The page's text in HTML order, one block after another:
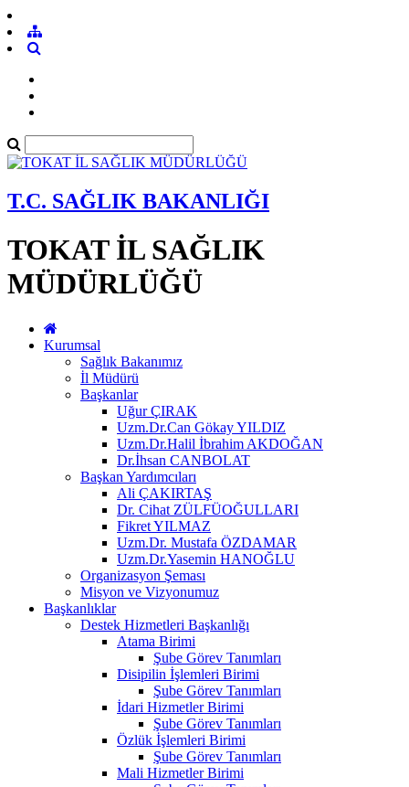
T.C. SAĞLIK BAKANLIĞI
TOKAT İL SAĞLIK
MÜDÜRLÜĞÜ
Kurumsal
Sağlık Bakanımız
İl Müdürü
Başkanlar
Uğur ÇIRAK
Uzm.Dr.Can Gökay YILDIZ
Uzm.Dr.Halil İbrahim AKDOĞAN
Dr.İhsan CANBOLAT
Başkan Yardımcıları
Ali ÇAKIRTAŞ
Dr. Cihat ZÜLFÜOĞULLARI
Fikret YILMAZ
Uzm.Dr. Mustafa ÖZDAMAR
Uzm.Dr.Yasemin HANOĞLU
Organizasyon Şeması
Misyon ve Vizyonumuz
Başkanlıklar
Destek Hizmetleri Başkanlığı
Atama Birimi
Şube Görev Tanımları
Disipilin İşlemleri Birimi
Şube Görev Tanımları
İdari Hizmetler Birimi
Şube Görev Tanımları
Özlük İşlemleri Birimi
Şube Görev Tanımları
Mali Hizmetler Birimi